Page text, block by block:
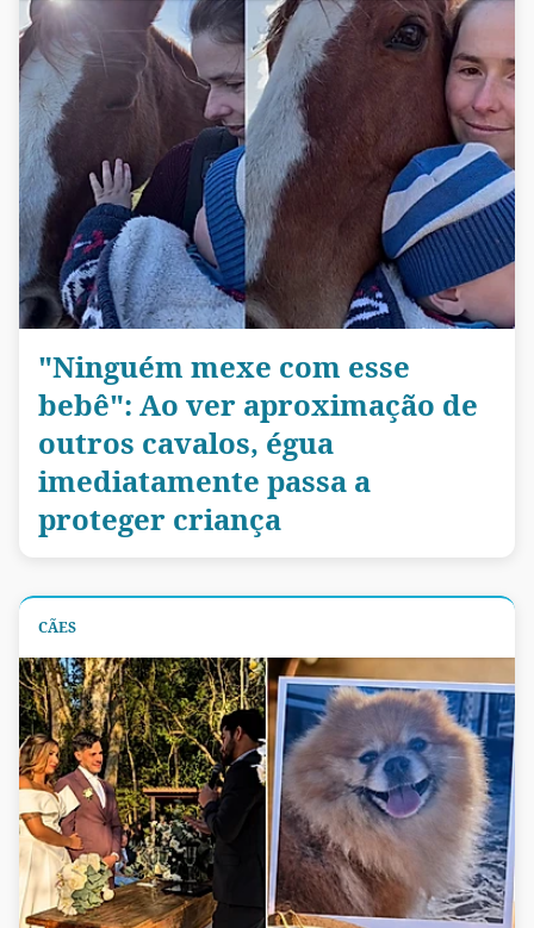
"Ninguém mexe com esse
bebê": Ao ver aproximação de
outros cavalos, égua
imediatamente passa a
proteger criança
CÃES